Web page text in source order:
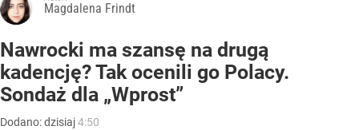
Magdalena Frindt
Nawrocki ma szansę na drugą
kadencję? Tak ocenili go Polacy.
Sondaż dla „Wprost”
Dodano:dzisiaj4:50